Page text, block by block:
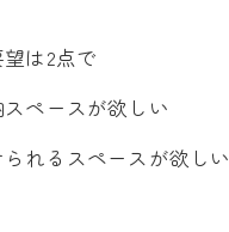
は2点で
スペースが欲しい
られるスペースが欲しい